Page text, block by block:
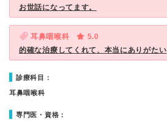
お世話になってます。
耳鼻咽喉科
5.0
的確な治療してくれて、本当にありがたい
診療科目：
耳鼻咽喉科
専門医・資格：